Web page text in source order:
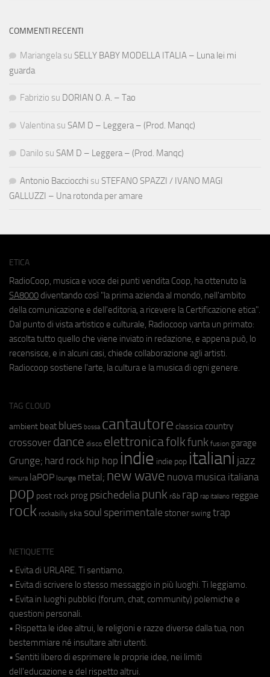
COMMENTI RECENTI
Mariangela su SELLY BABY MODELLA ITALIA – Luna lei mi
guarda
Fabrizio su DORIAN O. A. – Tao
Valentina su SAM D – Leggera – (Prod. Manqc)
Danilo su SAM D – Leggera – (Prod. Manqc)
Antonio Bacciocchi su STEFANO SPAZZI / IVANO MAGI
GALLUZZI – Una rotonda per amare
ETICA
RadioCoop, musica e voce dei punti vendita Coop, ha ottenuto la
SA8000 diventando così "la prima azienda al mondo, nell'ambito
della comunicazione e dell'editoria, a ricevere la Certificazione etica".
Dal punto di vista artistico e culturale, Radiocoop vanta un primato:
ascolta tutto quello che viene inviato in redazione, e appena può, lo
recensisce, e in alcuni casi, chiede collaborazione agli artisti.
Radiocoop sostiene l'arte, la cultura e la musica di ogni genere.
TAG CLOUD
ambient beat blues bossa cantautore classica country
crossover dance disco elettronicafolkfunk fusion garage
Grunge; hard rock hip hop indie indie pop italiani jazz
kimura laPOP lounge metal; new wave nuova musica italiana
pop post rock prog psichedeliapunk r&b rap rap italiano reggae
rock rockabilly ska soul sperimentale stoner swing trap
NETIQUETTE
• Evita di URLARE. Ti sentiamo.
• Evita di scrivere lo stesso messaggio in più luoghi. Ti leggiamo.
• Evita in luoghi pubblici (forum, chat, community) polemiche e
questioni personali.
• Rispetta le idee altrui, le religioni e razze diverse dalla tua, non
bestemmiare né insultare altri utenti.
• Sentiti libero di esprimere le proprie idee, nei limiti
dell'educazione e del rispetto altrui.